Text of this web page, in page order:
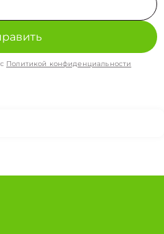
Политикой конфиденциальности